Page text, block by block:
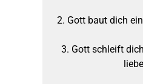
2. Gott baut dich
3. Gott schleift